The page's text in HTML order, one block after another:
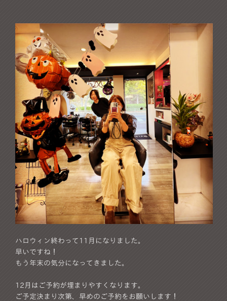
ハロウィン終わって11月になりました。
早いですね！
もう年末の気分になってきました。
12月はご予約が埋まりやすくなります。
ご予定決まり次第、早めのご予約をお願いします！